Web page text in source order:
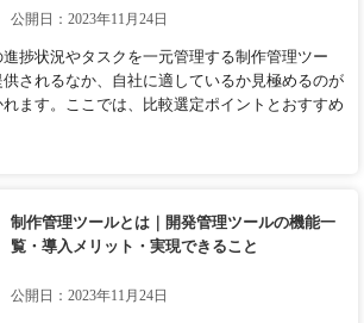
公開日：2023年11月24日
捗状況やタスクを一元管理する制作管理ツー
されるなか、自社に適しているか見極めるのが
ます。ここでは、比較選定ポイントとおすすめ
制作管理ツールとは｜開発管理ツールの機能一
覧・導入メリット・実現できること
公開日：2023年11月24日